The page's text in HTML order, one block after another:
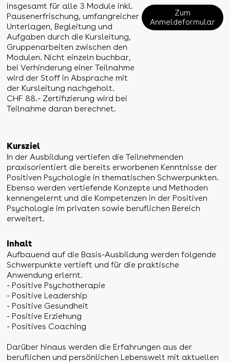
insgesamt für alle 3 Module inkl.
Pausenerfrischung, umfangreicher
Unterlagen, Begleitung und
Aufgaben durch die Kursleitung,
Gruppenarbeiten zwischen den
Modulen. Nicht einzeln buchbar,
bei Verhinderung einer Teilnahme
wird der Stoff in Absprache mit
der Kursleitung nachgeholt.
CHF 88.- Zertifizierung wird bei
Teilnahme daran berechnet.
Zum
Anmeldeformular
Kursziel
In der Ausbildung vertiefen die Teilnehmenden
praxisorientiert die bereits erworbenen Kenntnisse der
Positiven Psychologie in thematischen Schwerpunkten.
Ebenso werden vertiefende Konzepte und Methoden
kennengelernt und die Kompetenzen in der Positiven
Psychologie im privaten sowie beruflichen Bereich
erweitert.
Inhalt
Aufbauend auf die Basis-Ausbildung werden folgende
Schwerpunkte vertieft und für die praktische
Anwendung erlernt.
- Positive Psychotherapie
- Positive Leadership
- Positive Gesundheit
- Positive Erziehung
- Positives Coaching
Darüber hinaus werden die Erfahrungen aus der
beruflichen und persönlichen Lebenswelt mit aktuellen